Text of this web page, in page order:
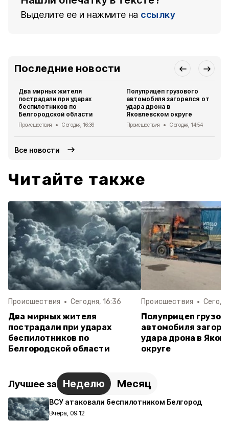
Выделите ее и нажмите на ссылку
Последние новости
Два мирных жителя
пострадали при ударах
беспилотников по
Белгородской области
Происшествия Сегодня, 16:36
Полуприцеп грузового
автомобиля загорелся от
удара дрона в
Яковлевском округе
Происшествия Сегодня, 14:54
Все новости
Читайте также
Происшествия Сегодня, 16:36
Два мирных жителя
пострадали при ударах
беспилотников по
Белгородской области
Происшествия
Полуприцеп
автомобиля
удара дрона в
округе
Лучшее за Неделю Месяц
ВСУ атаковали беспилотником Белгород
Вчера, 09:12